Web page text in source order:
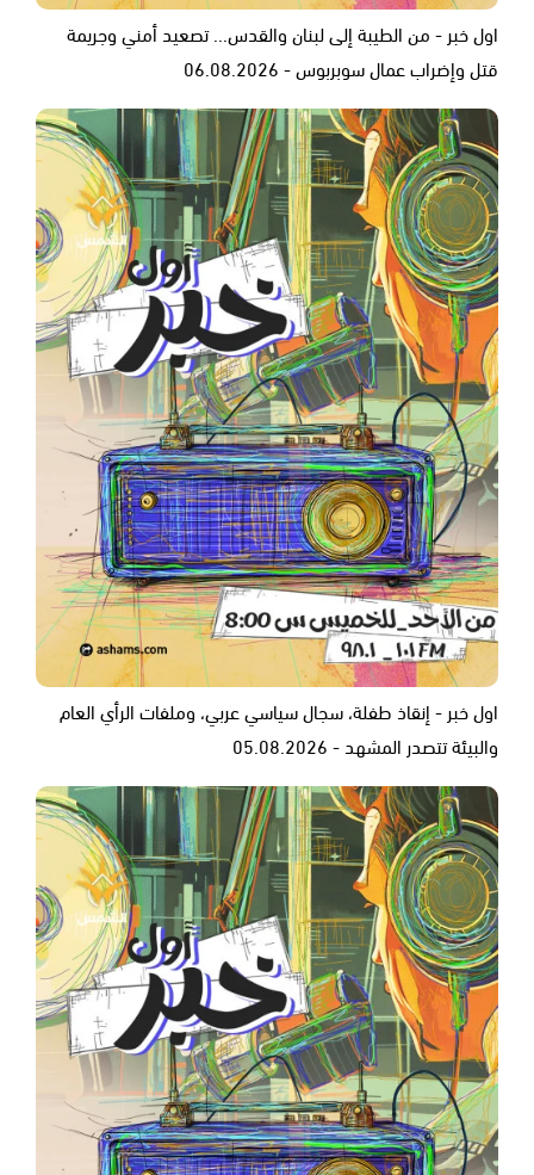
اول خبر - من الطيبة إلى لبنان والقدس... تصعيد أمني وجريمة
قتل وإضراب عمال سوبربوس - 06.08.2026
اول خبر - إنقاذ طفلة، سجال سياسي عربي، وملفات الرأي العام
والبيئة تتصدر المشهد - 05.08.2026